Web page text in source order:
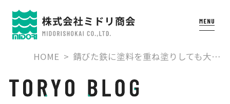
HOME 錆びた鉄に塗料を重ね塗りしても大…